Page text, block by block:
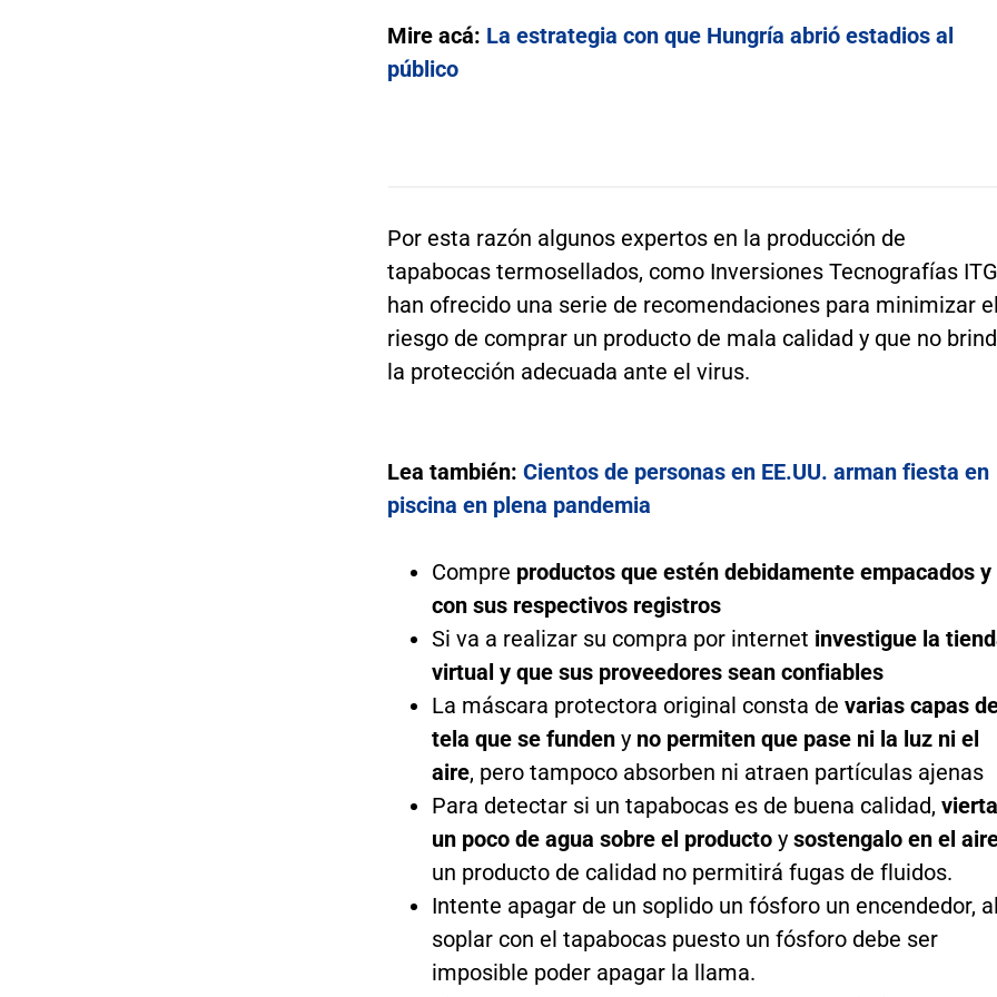
Mire acá: La estrategia con que Hungría abrió estadios al
público
Por esta razón algunos expertos en la producción de
tapabocas termosellados, como Inversiones Tecnografías
han ofrecido una serie de recomendaciones para minimizar el
riesgo de comprar un producto de mala calidad y que no
la protección adecuada ante el virus.
Lea también: Cientos de personas en EE.UU. arman fiesta en
piscina en plena pandemia
Compre productos que estén debidamente empacados y
con sus respectivos registros
Si va a realizar su compra por internet investigue la
virtual y que sus proveedores sean confiables
La máscara protectora original consta de varias capas
tela que se funden y no permiten que pase ni la luz ni el
aire, pero tampoco absorben ni atraen partículas ajenas
Para detectar si un tapabocas es de buena calidad, vierta
un poco de agua sobre el producto y sostengalo en el
un producto de calidad no permitirá fugas de fluidos.
Intente apagar de un soplido un fósforo un encendedor, al
soplar con el tapabocas puesto un fósforo debe ser
imposible poder apagar la llama.